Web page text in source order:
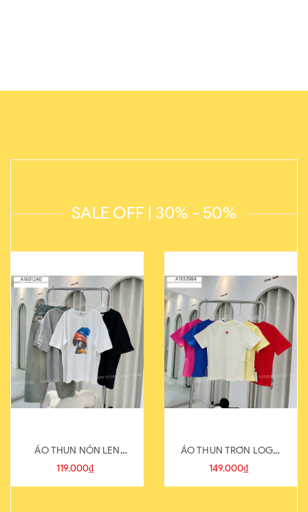
SALE OFF | 30% - 50%
ÁO THUN NÓN LEN
821-1
119.000₫
ÁO THUN TRƠN LOGO
SAU
149.000₫